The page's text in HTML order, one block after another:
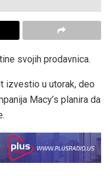
svojih prodavnica.
izvestio u utorak, deo
Macy’s planira da